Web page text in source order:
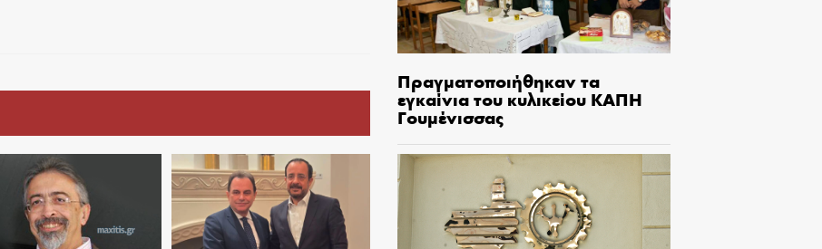
Πραγματοποιήθηκαν τα
εγκαίνια του κυλικείου ΚΑΠΗ
Γουμένισσας